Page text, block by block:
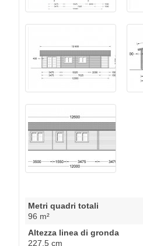
Metri quadri totali
96 m²
Altezza linea di gronda
227.5 cm